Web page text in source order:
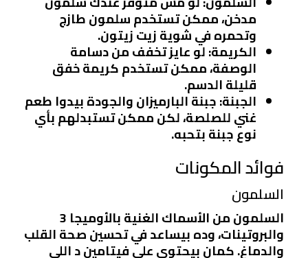
مدخن، ممكن تستخدم سلمون طازج
وتحمره في شوية زيت زيتون.
الكريمة: لو عايز تخفف من دسامة
الوصفة، ممكن تستخدم كريمة خفق
قليلة الدسم.
الجبنة: جبنة البارميزان والجودة بيدوا طعم
غني للصلصة، لكن ممكن تستبدلهم بأي
نوع جبنة بتحبه.
فوائد المكونات
السلمون
السلمون من الأسماك الغنية بالأوميجا 3
والبروتينات، وده بيساعد في تحسين صحة القلب
والدماغ. كمان بيحتوي على فيتامين د اللي